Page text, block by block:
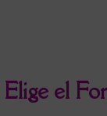
Elige el